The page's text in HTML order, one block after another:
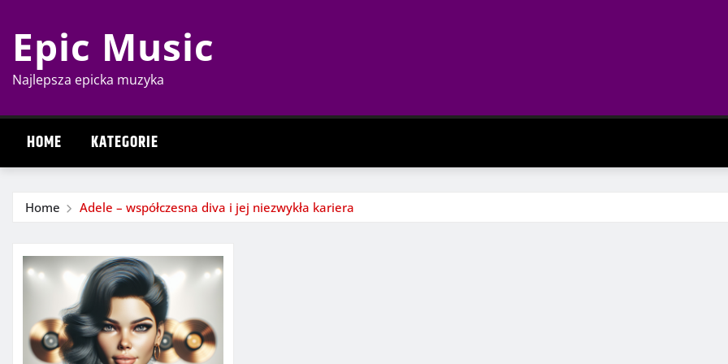
content
Epic Music
Najlepsza epicka muzyka
HOME KATEGORIE
Home Adele – współczesna diva i jej niezwykła kariera